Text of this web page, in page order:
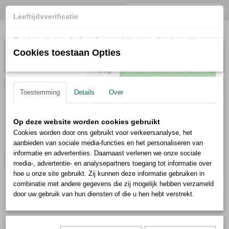
Inloggen
UW WINKELWAGEN
Home > Robert Herder Molenmessen
Groepsartikelen
Selecteer 1 of meerdere
opties
Leeftijdsverificatie
Om deze site te gebruiken dient u achttien jaar of ouder te zijn.
Terug Ja, ik ben 18 jaar of ouder
Cookies toestaan Opties
Toestemming Details Over
Op deze website worden cookies gebruikt
Cookies worden door ons gebruikt voor verkeersanalyse, het
aanbieden van sociale media-functies en het personaliseren van
informatie en advertenties. Daarnaast verlenen we onze sociale
media-, advertentie- en analysepartners toegang tot informatie over
hoe u onze site gebruikt. Zij kunnen deze informatie gebruiken in
combinatie met andere gegevens die zij mogelijk hebben verzameld
door uw gebruik van hun diensten of die u hen hebt verstrekt.